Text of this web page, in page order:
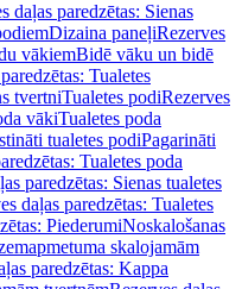
daļas paredzētas: Sienas
Dizaina paneļiRezerves
vākiemBidē vāku un bidē
Tualetes
tvertniTualetes podiRezerves
vākiTualetes poda
tualetes podiPagarināti
Tualetes poda
paredzētas: Sienas tualetes
daļas paredzētas: Tualetes
PiederumiNoskalošanas
skalojamām
paredzētas: Kappa